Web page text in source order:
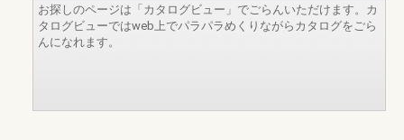
お探しのページは「カタログビュー」でごらんいただけます。カ
タログビューではweb上でパラパラめくりながらカタログをごら
んになれます。